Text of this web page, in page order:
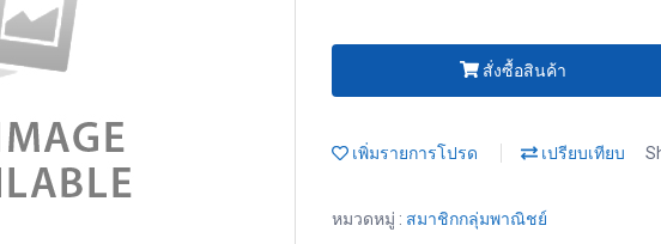
สั่งซื้อสินค้า
เพิ่มรายการโปรด เปรียบเทียบ
หมวดหมู่ : สมาชิกกลุ่มพาณิชย์